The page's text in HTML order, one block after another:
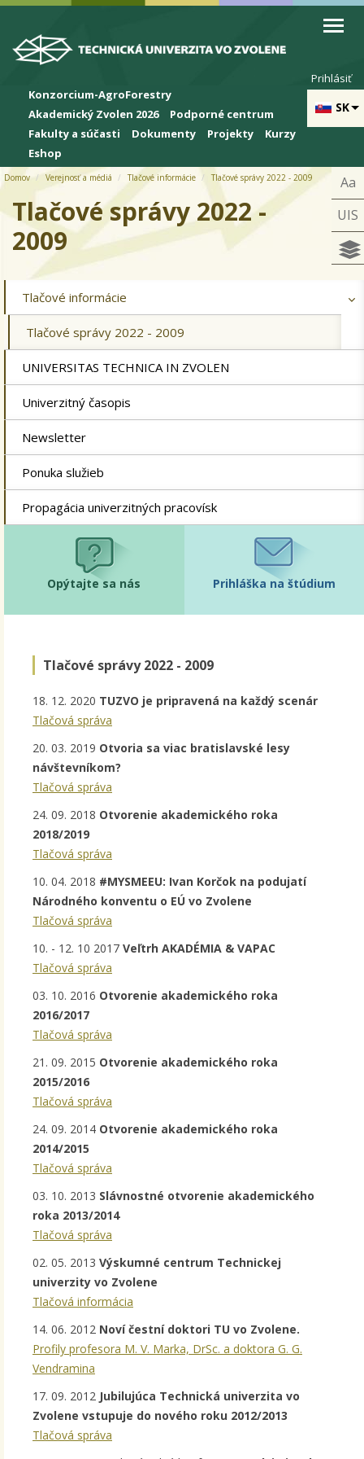
Skip to cookies
Skip to navigation
Skočiť na hlavný obsah
SK
Prihlásiť
Konzorcium-AgroForestry
Akademický Zvolen 2026
Podporné centrum
Fakulty a súčasti
Dokumenty Projekty
Kurzy
Eshop
Aa
UIS
Domov Verejnosť a médiá Tlačové informácie Tlačové správy 2022 - 2009
Tlačové správy 2022 -
2009
Tlačové informácie
Tlačové správy 2022 - 2009
UNIVERSITAS TECHNICA IN ZVOLEN
Univerzitný časopis
Newsletter
Ponuka služieb
Propagácia univerzitných pracovísk
Opýtajte sa nás Prihláška na štúdium
Tlačové správy 2022 - 2009
18. 12. 2020 TUZVO je pripravená na každý scenár
Tlačová správa
20. 03. 2019 Otvoria sa viac bratislavské lesy
návštevníkom?
Tlačová správa
24. 09. 2018 Otvorenie akademického roka
2018/2019
Tlačová správa
10. 04. 2018 #MYSMEEU: Ivan Korčok na podujatí
Národného konventu o EÚ vo Zvolene
Tlačová správa
10. - 12. 10 2017 Veľtrh AKADÉMIA & VAPAC
Tlačová správa
03. 10. 2016 Otvorenie akademického roka
2016/2017
Tlačová správa
21. 09. 2015 Otvorenie akademického roka
2015/2016
Tlačová správa
24. 09. 2014 Otvorenie akademického roka
2014/2015
Tlačová správa
03. 10. 2013 Slávnostné otvorenie akademického
roka 2013/2014
Tlačová správa
02. 05. 2013 Výskumné centrum Technickej
univerzity vo Zvolene
Tlačová informácia
14. 06. 2012 Noví čestní doktori TU vo Zvolene.
Profily profesora M. V. Marka, DrSc. a doktora G. G.
Vendramina
17. 09. 2012 Jubilujúca Technická univerzita vo
Zvolene vstupuje do nového roku 2012/2013
Tlačová správa